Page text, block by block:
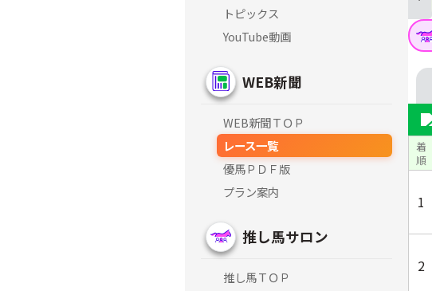
トピックス
YouTube動画
WEB新聞
WEB新聞ＴＯＰ
レース一覧
優馬ＰＤＦ版
プラン案内
推し馬サロン
推し馬ＴＯＰ
着
順
1
2